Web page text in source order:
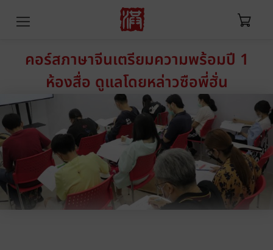
คอร์สภาษาจีนเตรียมความพร้อมปี 1
ห้องสื่อ ดูแลโดยหล่าวซือพี่ฮั่น